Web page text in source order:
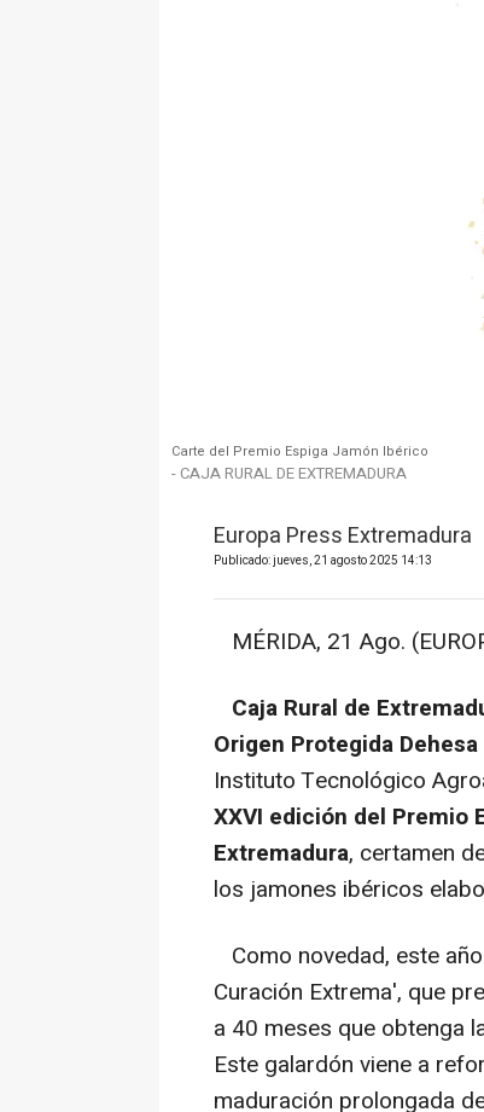
Carte del Premio Espiga Jamón Ibérico
- CAJA RURAL DE EXTREMADURA
Europa Press Extremadura
Publicado: jueves, 21 agosto 2025 14:13
MÉRIDA, 21 Ago.
Caja Rural de
Origen Protegida
Instituto Tecnológico
XXVI edición del Premio
Extremadura, certamen
los jamones ibéricos
Como novedad, este
Curación Extrema', que
a 40 meses que obtenga
Este galardón viene a
maduración prolongada